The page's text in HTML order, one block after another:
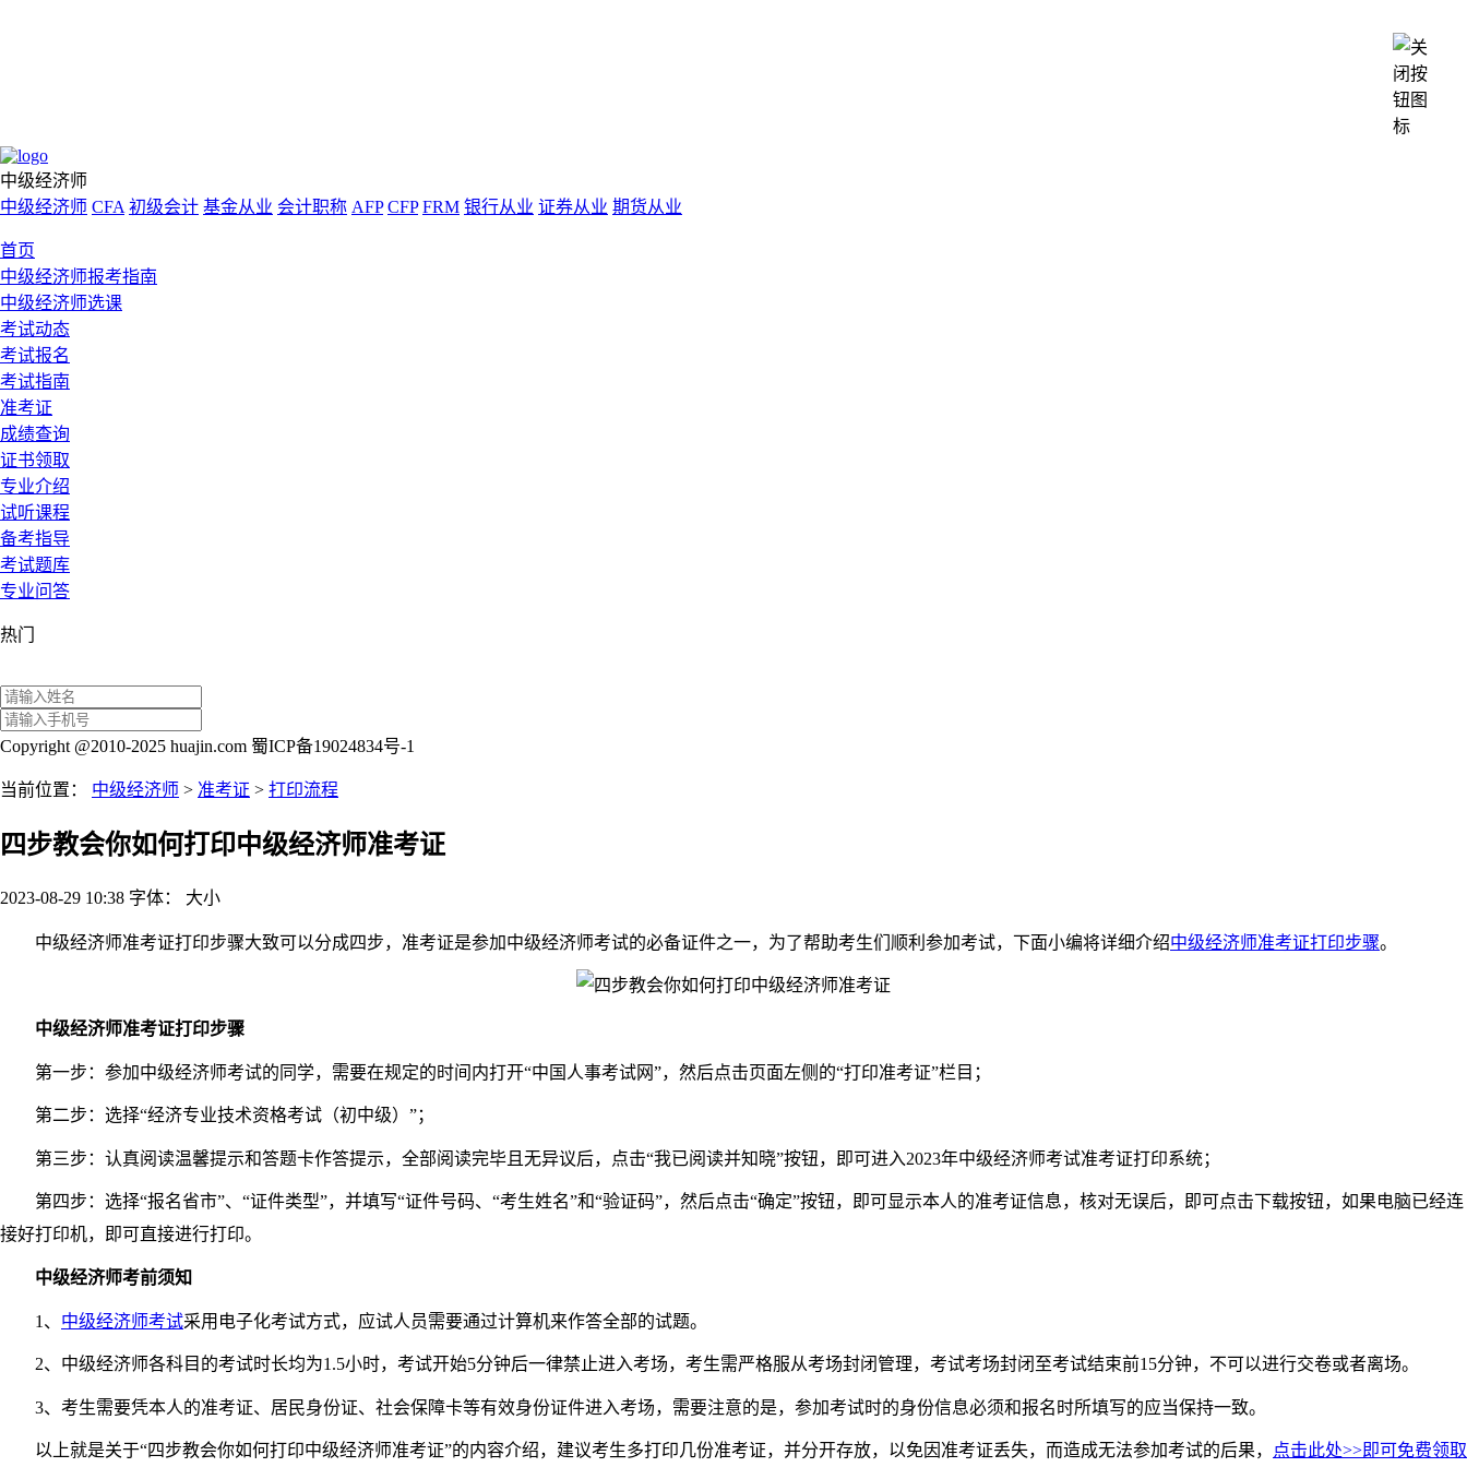
中级经济师
中级经济师 CFA 初级会计 基金从业 会计职称 AFP CFP FRM 银行从业 证券从业 期货从业
首页
中级经济师报考指南
中级经济师选课
考试动态
考试报名
考试指南
准考证
成绩查询
证书领取
专业介绍
试听课程
备考指导
考试题库
专业问答
热门
Copyright @2010-2025 huajin.com 蜀ICP备19024834号-1
当前位置： 中级经济师 > 准考证 > 打印流程
四步教会你如何打印中级经济师准考证
2023-08-29 10:38 字体： 大小
中级经济师准考证打印步骤大致可以分成四步，准考证是参加中级经济师考试的必备证件之一，为了帮助考生们顺利参加考试，下面小编将详细介绍中级经济师准考证打印步骤。
中级经济师准考证打印步骤
第一步：参加中级经济师考试的同学，需要在规定的时间内打开“中国人事考试网”，然后点击页面左侧的“打印准考证”栏目；
第二步：选择“经济专业技术资格考试（初中级）”；
第三步：认真阅读温馨提示和答题卡作答提示，全部阅读完毕且无异议后，点击“我已阅读并知晓”按钮，即可进入2023年中级经济师考试准考证打印系统；
第四步：选择“报名省市”、“证件类型”，并填写“证件号码、“考生姓名”和“验证码”，然后点击“确定”按钮，即可显示本人的准考证信息，核对无误后，即可点击下载按钮，如果电脑已经连
接好打印机，即可直接进行打印。
中级经济师考前须知
1、 中级经济师考试采用电子化考试方式，应试人员需要通过计算机来作答全部的试题。
2、中级经济师各科目的考试时长均为1.5小时，考试开始5分钟后一律禁止进入考场，考生需严格服从考场封闭管理，考试考场封闭至考试结束前15分钟，不可以进行交卷或者离场。
3、考生需要凭本人的准考证、居民身份证、社会保障卡等有效身份证件进入考场，需要注意的是，参加考试时的身份信息必须和报名时所填写的应当保持一致。
以上就是关于“四步教会你如何打印中级经济师准考证”的内容介绍，建议考生多打印几份准考证，并分开存放，以免因准考证丢失，而造成无法参加考试的后果，
点击此处>>即可免费领取